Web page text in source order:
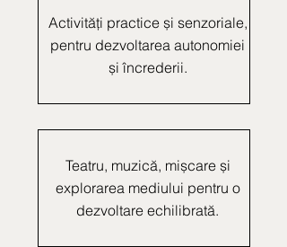
Activități practice și senzoriale,
pentru dezvoltarea autonomiei
și încrederii.
Teatru, muzică, mișcare și
explorarea mediului pentru o
dezvoltare echilibrată.